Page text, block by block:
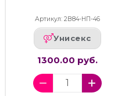
Артикул: 2В84-НП-46
Унисекс
1300.00 руб.